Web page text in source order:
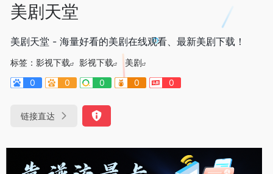
美剧天堂
美剧天堂 - 海量好看的美剧在线观看、最新美剧下载！
标签： 影视下载 影视下载
美剧
0
0 0 0 0
链接直达